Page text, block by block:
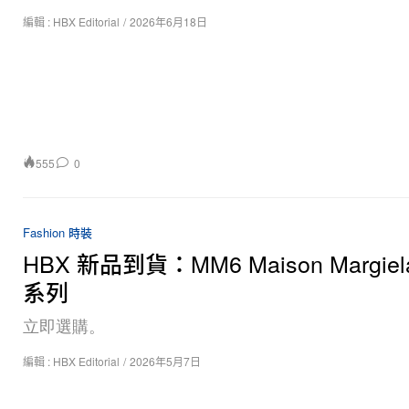
編輯 : HBX Editorial / 2026年6月18日
555 0
Fashion 時裝
HBX 新品到貨：MM6 Maison
系列
立即選購。
編輯 : HBX Editorial / 2026年5月7日